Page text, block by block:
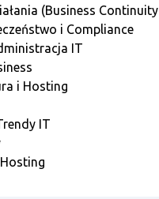
(Business Continuity
i Compliance
IT
i Hosting
IT